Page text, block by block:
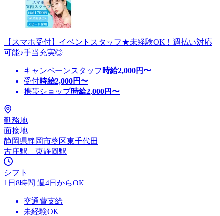
【スマホ受付】イベントスタッフ★未経験OK！週払い対応
可能♪手当充実◎
キャンペーンスタッフ 時給2,000円〜
受付時給2,000円〜
携帯ショップ時給2,000円〜
勤務地
面接地
静岡県静岡市葵区東千代田
古庄駅、東静岡駅
シフト
1日8時間 週4日からOK
交通費支給
未経験OK